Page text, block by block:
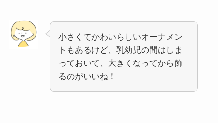
小さくてかわいらしいオーナメン
トもあるけど、乳幼児の間はしま
っておいて、大きくなってから飾
るのがいいね！